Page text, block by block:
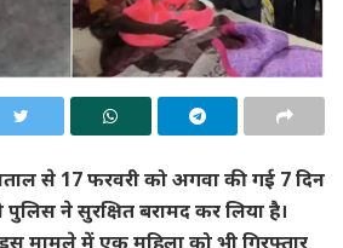
से 17 फरवरी को अगवा की गई 7 दिन
ने सुरक्षित बरामद कर लिया है।
मामले में एक महिला को भी गिरफ्तार